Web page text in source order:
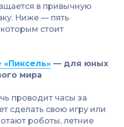
в привычную
Ниже — пять
стоит
«Пиксель» — для юных
мира
проводит часы за
сделать свою игру или
роботы, летние